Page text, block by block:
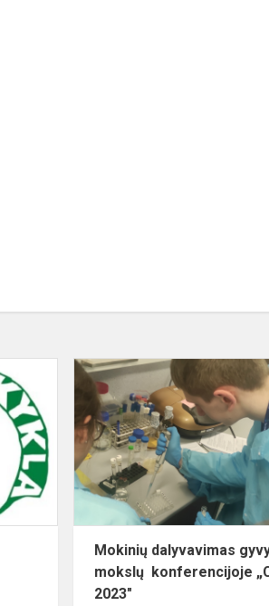
Mokinių
dalyvavimas
,,SVEIKATĄ
STIPRINANČIŲ
MOKYKLŲ
BANGA
Mokinių dalyvavimas
mokslų konferencijoje
2023"